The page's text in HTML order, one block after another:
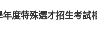
年度特殊選才招生考試